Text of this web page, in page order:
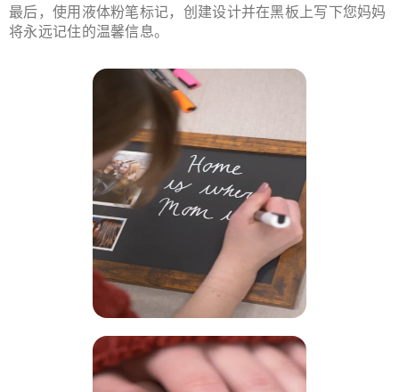
最后，使用液体粉笔标记，创建设计并在黑板上写下您妈妈
将永远记住的温馨信息。